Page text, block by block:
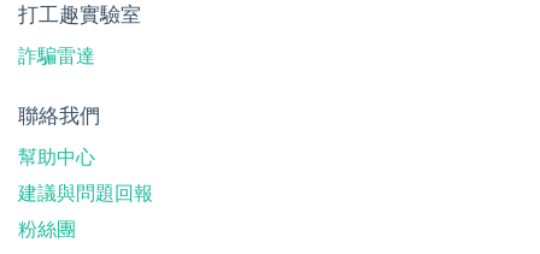
打工趣實驗室
詐騙雷達
聯絡我們
幫助中心
建議與問題回報
粉絲團